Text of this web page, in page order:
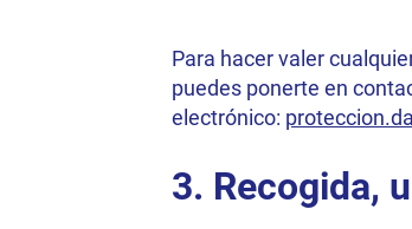
Para hacer valer
puedes ponerte en
electrónico:
3. Recogida,